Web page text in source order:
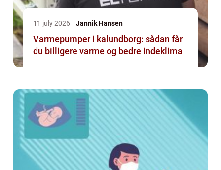
11 july 2026 Jannik Hansen
Varmepumper i kalundborg: sådan får
du billigere varme og bedre indeklima